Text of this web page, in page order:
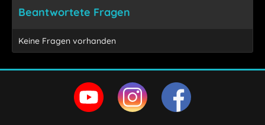
Beantwortete Fragen
Keine Fragen vorhanden